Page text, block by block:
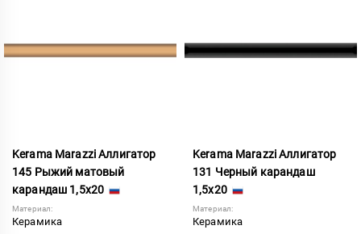
Kerama Marazzi Аллигатор
145 Рыжий матовый
карандаш 1,5x20
Материал:
Керамика
Kerama Marazzi Аллигатор
131 Черный карандаш
1,5x20
Материал:
Керамика